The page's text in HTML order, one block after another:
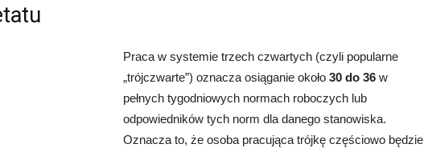
Praca w systemie trzech czwartych (czyli popularne
„trójczwarte”) oznacza osiąganie około 30 do 36 w
pełnych tygodniowych normach roboczych lub
odpowiedników tych norm dla danego stanowiska.
Oznacza to, że osoba pracująca trójkę częściowo będzie